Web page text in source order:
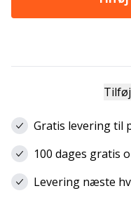
Gratis levering til
100 dages gratis
Levering næste